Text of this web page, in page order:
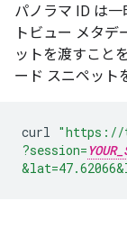
パノラマ ID は
トビュー メタデ
ットを渡すこと
ード スニペット
curl "https://
?session=
&lat=47.62066